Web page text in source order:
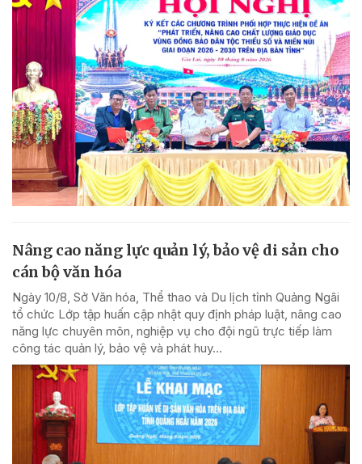
Nâng cao năng lực quản lý, bảo vệ di sản cho
cán bộ văn hóa
Ngày 10/8, Sở Văn hóa, Thể thao và Du lịch tỉnh Quảng Ngãi
tổ chức Lớp tập huấn cập nhật quy định pháp luật, nâng cao
năng lực chuyên môn, nghiệp vụ cho đội ngũ trực tiếp làm
công tác quản lý, bảo vệ và phát huy...